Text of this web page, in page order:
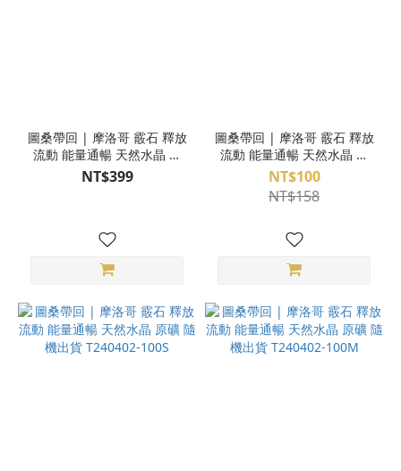
圖桑帶回 | 摩洛哥 霰石 釋放
流動 能量通暢 天然水晶 原
礦 L號 專屬配對 T240402-
100L
NT$399
圖桑帶回 | 摩洛哥 霰石 釋放
流動 能量通暢 天然水晶 原
礦 隨機出貨 T240402-100XS
NT$100
NT$158